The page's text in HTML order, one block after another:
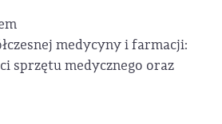
medycyny i farmacji:
sprzętu medycznego oraz